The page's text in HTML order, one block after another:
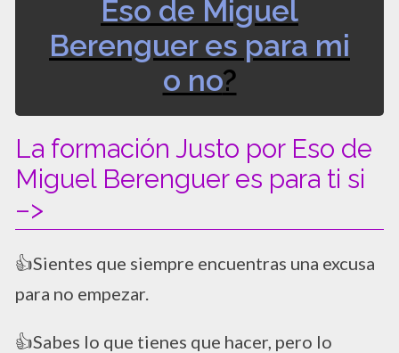
Eso de Miguel
Berenguer es para mi
o no?
La formación Justo por Eso de
Miguel Berenguer es para ti si
–>
👍Sientes que siempre encuentras una excusa
para no empezar.
👍Sabes lo que tienes que hacer, pero lo